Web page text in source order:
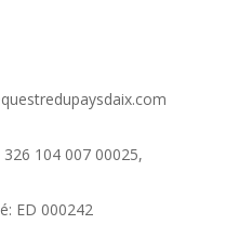
326 104 007 00025,
ED 000242